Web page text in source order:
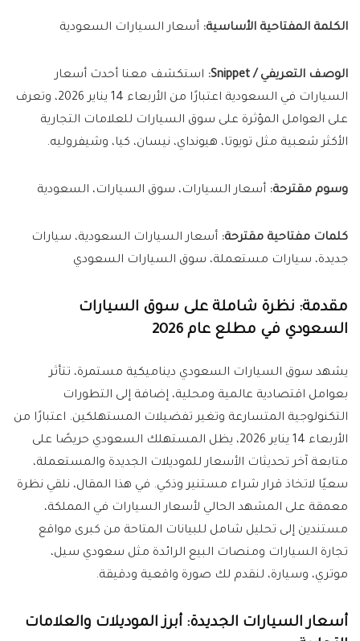
الكلمة المفتاحية الأساسية: أسعار السيارات السعودية
الوصف التعريفي / Snippet:
استكشف معنا أحدث أسعار
السيارات في السعودية اعتبارًا من الأربعاء 14 يناير 2026، وتعرف
على العوامل المؤثرة على سوق السيارات للعلامات التجارية
الأكثر شعبية مثل تويوتا، هيونداي، نيسان، كيا، وشيفروليه.
وسوم مقترحة: أسعار السيارات، سوق السيارات، السعودية
كلمات مفتاحية مقترحة: أسعار السيارات السعودية، سيارات
جديدة، سيارات مستعملة، سوق السيارات السعودي
مقدمة: نظرة شاملة على سوق السيارات
السعودي في مطلع عام 2026
يشهد سوق السيارات السعودي ديناميكية مستمرة، تتأثر
بعوامل اقتصادية عالمية ومحلية، إضافة إلى التطورات
التكنولوجية المتسارعة وتغير تفضيلات المستهلكين. اعتبارًا من
الأربعاء 14 يناير 2026، يظل المستهلك السعودي حريصًا على
متابعة آخر تحديثات الأسعار للموديلات الجديدة والمستعملة،
سعيًا لاتخاذ قرار شراء مستنير وذكي. في هذا المقال، نلقي نظرة
معمقة على المشهد الحالي لأسعار السيارات في المملكة،
مستندين إلى تحليل شامل للبيانات المتاحة من كبرى مواقع
تجارة السيارات ومنصات البيع الرائدة مثل سعودي سيل،
موتري، وسيارة، لنقدم لك صورة واقعية ودقيقة.
أسعار السيارات الجديدة: أبرز الموديلات والعلامات